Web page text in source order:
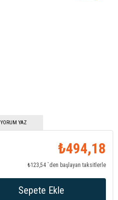
YORUM YAZ
₺494,18
₺123,54 `den başlayan taksitlerle